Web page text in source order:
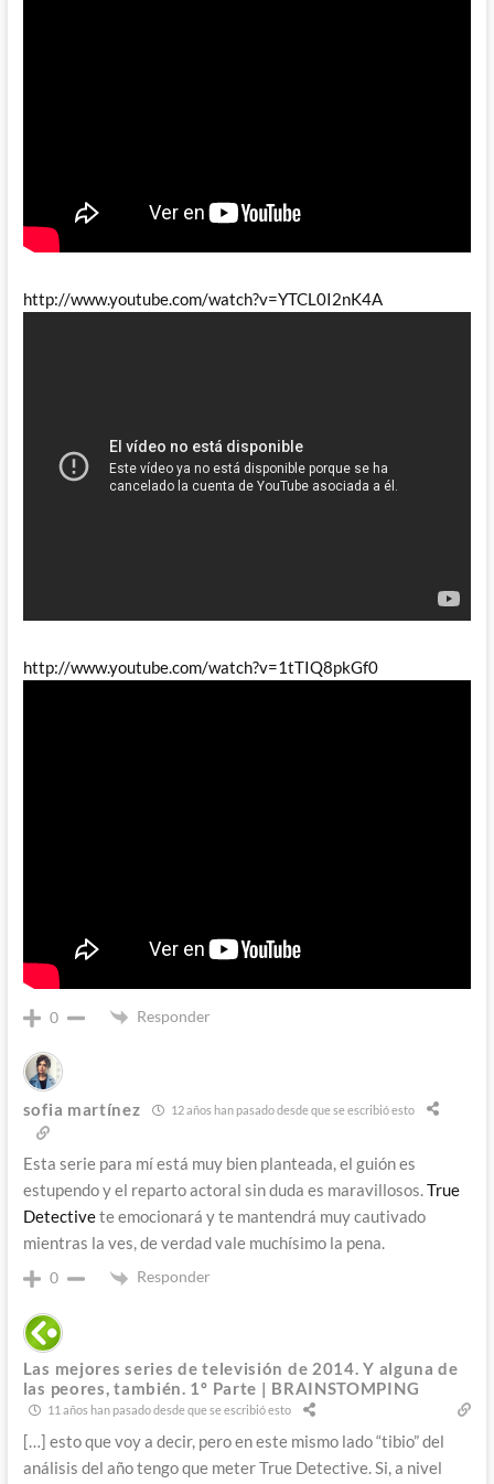
http://www.youtube.com/watch?v=YTCL0I2nK4A
http://www.youtube.com/watch?v=1tTIQ8pkGf0
0 Responder
sofia martínez 12 años han pasado desde que se escribió esto
Esta serie para mí está muy bien planteada, el guión es
estupendo y el reparto actoral sin duda es maravillosos.True
Detectivete emocionará y te mantendrá muy cautivado
mientras la ves, de verdad vale muchísimo la pena.
0 Responder
Las mejores series de televisión de 2014. Y alguna de
las peores, también. 1º Parte | BRAINSTOMPING
11 años han pasado desde que se escribió esto
[…] esto que voy a decir, pero en este mismo lado “tibio” del
análisis del año tengo que meter True Detective. Si, a nivel